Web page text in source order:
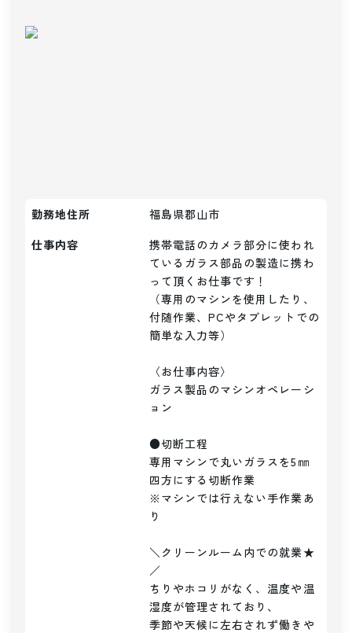
勤務地住所
福島県郡山市
仕事内容
携帯電話のカメラ部分に使われ
ているガラス部品の製造に携わ
って頂くお仕事です！
（専用のマシンを使用したり、
付随作業、PCやタブレットでの
簡単な入力等）
〈お仕事内容〉
ガラス製品のマシンオペレーシ
ョン
●切断工程
専用マシンで丸いガラスを5㎜
四方にする切断作業
※マシンでは行えない手作業あ
り
＼クリーンルーム内での就業★
／
ちりやホコリがなく、温度や温
湿度が管理されており、
季節や天候に左右されず働きや